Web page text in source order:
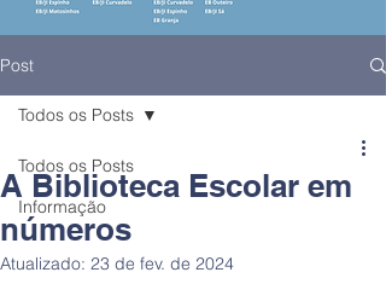
Post
Todos os Posts
Informação
Todos os Posts
A Biblioteca Escolar em
números
Atualizado: 23 de fev. de 2024